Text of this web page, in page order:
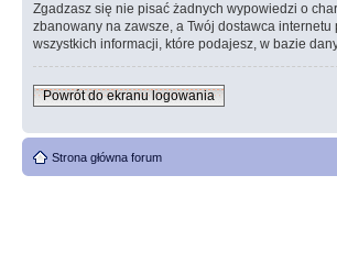
Zgadzasz się nie pisać żadnych wypowiedzi o
zbanowany na zawsze, a Twój dostawca
wszystkich informacji, które podajesz, w bazie
Powrót do ekranu logowania
Strona główna forum